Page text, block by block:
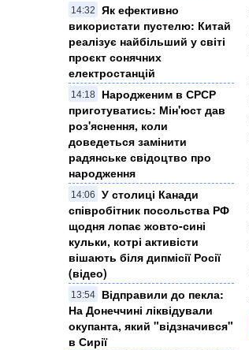
14:32
Як ефективно
використати пустелю: Китай
реалізує найбільший у світі
проєкт сонячних
електростанцій
14:18
Народженим в СРСР
приготуватись: Мін'юст дав
роз'яснення, коли
доведеться замінити
радянське свідоцтво про
народження
14:06
У столиці Канади
співробітник посольства РФ
щодня лопає жовто-сині
кульки, котрі активісти
вішають біля дипмісії Росії
(відео)
13:54
Відправили до пекла:
На Донеччині ліквідували
окупанта, який "відзначився"
в Сирії